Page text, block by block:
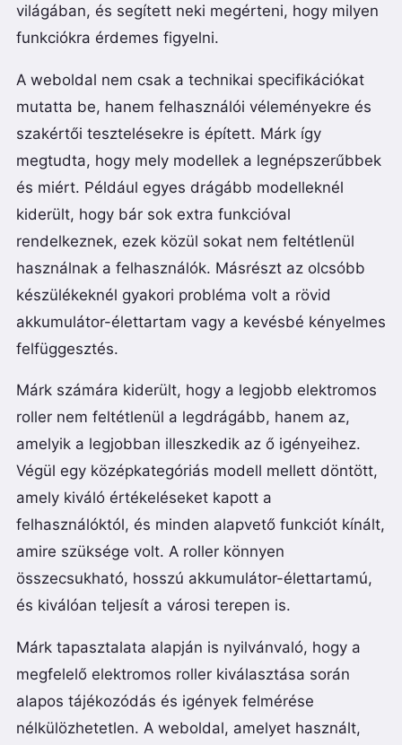
világában, és segített neki megérteni, hogy milyen
funkciókra érdemes figyelni.
A weboldal nem csak a technikai specifikációkat
mutatta be, hanem felhasználói véleményekre és
szakértői tesztelésekre is épített. Márk így
megtudta, hogy mely modellek a legnépszerűbbek
és miért. Például egyes drágább modelleknél
kiderült, hogy bár sok extra funkcióval
rendelkeznek, ezek közül sokat nem feltétlenül
használnak a felhasználók. Másrészt az olcsóbb
készülékeknél gyakori probléma volt a rövid
akkumulátor-élettartam vagy a kevésbé kényelmes
felfüggesztés.
Márk számára kiderült, hogy a legjobb elektromos
roller nem feltétlenül a legdrágább, hanem az,
amelyik a legjobban illeszkedik az ő igényeihez.
Végül egy középkategóriás modell mellett döntött,
amely kiváló értékeléseket kapott a
felhasználóktól, és minden alapvető funkciót kínált,
amire szüksége volt. A roller könnyen
összecsukható, hosszú akkumulátor-élettartamú,
és kiválóan teljesít a városi terepen is.
Márk tapasztalata alapján is nyilvánvaló, hogy a
megfelelő elektromos roller kiválasztása során
alapos tájékozódás és igények felmérése
nélkülözhetetlen. A weboldal, amelyet használt,